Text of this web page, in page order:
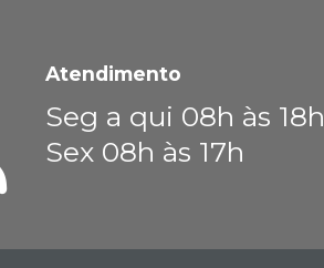
Atendimento
Seg a qui 08h às 18h
Sex 08h às 17h